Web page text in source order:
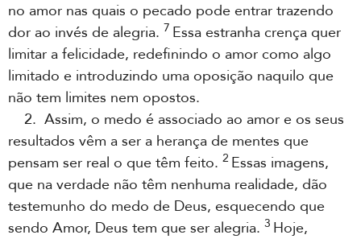
no amor nas quais o pecado pode entrar trazendo
dor ao invés de alegria. 7 Essa estranha crença quer
limitar a felicidade, redefinindo o amor como algo
limitado e introduzindo uma oposição naquilo que
não tem limites nem opostos.
2. Assim, o medo é associado ao amor e os seus
resultados vêm a ser a herança de mentes que
pensam ser real o que têm feito. 2 Essas imagens,
que na verdade não têm nenhuma realidade, dão
testemunho do medo de Deus, esquecendo que
sendo Amor, Deus tem que ser alegria. 3 Hoje,